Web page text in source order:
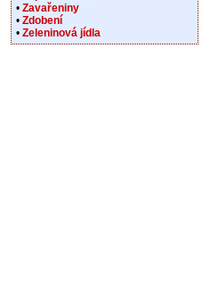
• Zavařeniny
• Zdobení
• Zeleninová jídla